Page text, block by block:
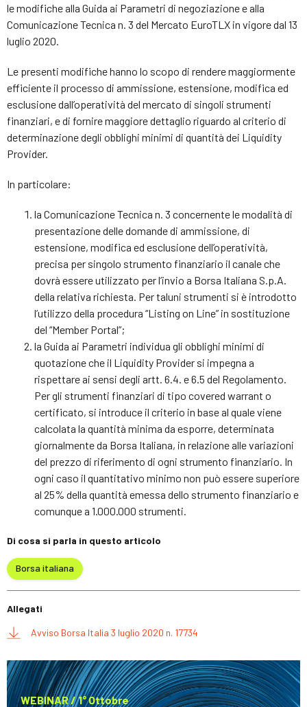
le modifiche alla Guida ai Parametri di negoziazione e alla
Comunicazione Tecnica n. 3 del Mercato EuroTLX in vigore dal 13
luglio 2020.
Le presenti modifiche hanno lo scopo di rendere maggiormente
efficiente il processo di ammissione, estensione, modifica ed
esclusione dall’operatività del mercato di singoli strumenti
finanziari, e di fornire maggiore dettaglio riguardo al criterio di
determinazione degli obblighi minimi di quantità dei Liquidity
Provider.
In particolare:
la Comunicazione Tecnica n. 3 concernente le modalità di
presentazione delle domande di ammissione, di
estensione, modifica ed esclusione dell’operatività,
precisa per singolo strumento finanziario il canale che
dovrà essere utilizzato per l’invio a Borsa Italiana S.p.A.
della relativa richiesta. Per taluni strumenti si è introdotto
l’utilizzo della procedura “Listing on Line” in sostituzione
del “Member Portal”;
la Guida ai Parametri individua gli obblighi minimi di
quotazione che il Liquidity Provider si impegna a
rispettare ai sensi degli artt. 6.4. e 6.5 del Regolamento.
Per gli strumenti finanziari di tipo covered warrant o
certificato, si introduce il criterio in base al quale viene
calcolata la quantità minima da esporre, determinata
giornalmente da Borsa Italiana, in relazione alle variazioni
del prezzo di riferimento di ogni strumento finanziario. In
ogni caso il quantitativo minimo non può essere superiore
al 25% della quantità emessa dello strumento finanziario e
comunque a 1.000.000 strumenti.
Di cosa si parla in questo articolo
Borsa italiana
Allegati
Avviso Borsa Italia 3 luglio 2020 n. 17734
WEBINAR / 1° Ottobre